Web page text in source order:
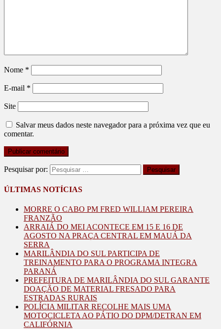
Nome *
E-mail *
Site
Salvar meus dados neste navegador para a próxima vez que eu
comentar.
Pesquisar por:
ÚLTIMAS NOTÍCIAS
MORRE O CABO PM FRED WILLIAM PEREIRA
FRANZÃO
ARRAIÁ DO MEI ACONTECE EM 15 E 16 DE
AGOSTO NA PRAÇA CENTRAL EM MAUÁ DA
SERRA
MARILÂNDIA DO SUL PARTICIPA DE
TREINAMENTO PARA O PROGRAMA INTEGRA
PARANÁ
PREFEITURA DE MARILÂNDIA DO SUL GARANTE
DOAÇÃO DE MATERIAL FRESADO PARA
ESTRADAS RURAIS
POLÍCIA MILITAR RECOLHE MAIS UMA
MOTOCICLETA AO PÁTIO DO DPM/DETRAN EM
CALIFÓRNIA